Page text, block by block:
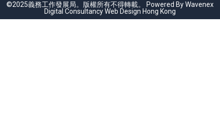
©2025義務工作發展局。版權所有不得轉載。 Powered By Wavenex
Digital ConsultancyWeb Design Hong Kong